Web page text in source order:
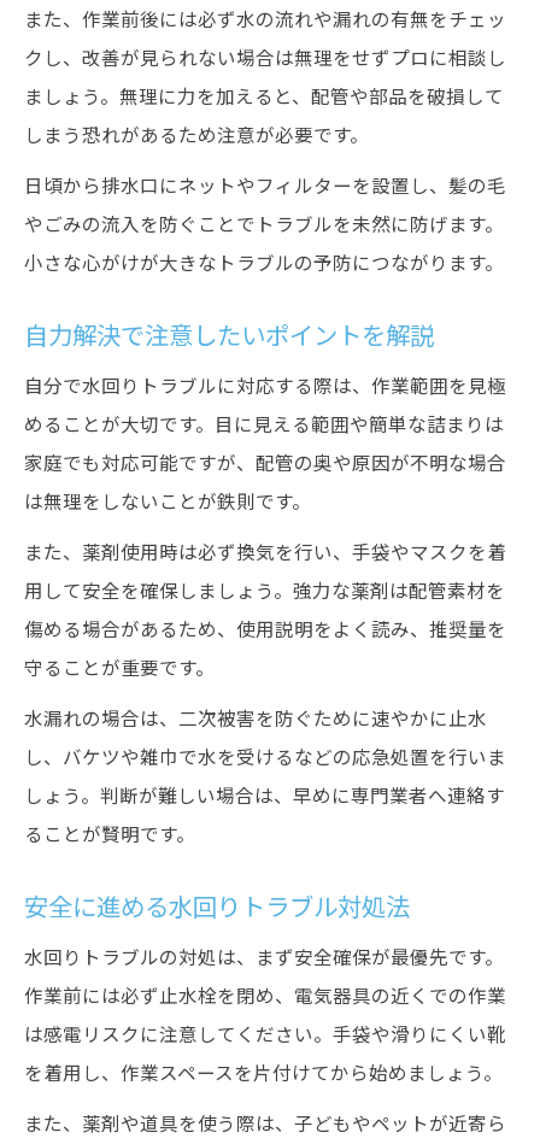
また、作業前後には必ず水の流れや漏れの有無をチェッ
クし、改善が見られない場合は無理をせずプロに相談し
ましょう。無理に力を加えると、配管や部品を破損して
しまう恐れがあるため注意が必要です。
日頃から排水口にネットやフィルターを設置し、髪の毛
やごみの流入を防ぐことでトラブルを未然に防げます。
小さな心がけが大きなトラブルの予防につながります。
自力解決で注意したいポイントを解説
自分で水回りトラブルに対応する際は、作業範囲を見極
めることが大切です。目に見える範囲や簡単な詰まりは
家庭でも対応可能ですが、配管の奥や原因が不明な場合
は無理をしないことが鉄則です。
また、薬剤使用時は必ず換気を行い、手袋やマスクを着
用して安全を確保しましょう。強力な薬剤は配管素材を
傷める場合があるため、使用説明をよく読み、推奨量を
守ることが重要です。
水漏れの場合は、二次被害を防ぐために速やかに止水
し、バケツや雑巾で水を受けるなどの応急処置を行いま
しょう。判断が難しい場合は、早めに専門業者へ連絡す
ることが賢明です。
安全に進める水回りトラブル対処法
水回りトラブルの対処は、まず安全確保が最優先です。
作業前には必ず止水栓を閉め、電気器具の近くでの作業
は感電リスクに注意してください。手袋や滑りにくい靴
を着用し、作業スペースを片付けてから始めましょう。
また、薬剤や道具を使う際は、子どもやペットが近寄ら